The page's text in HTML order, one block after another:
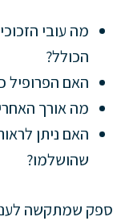
הכולל?
האם הפרופיל
מה אורך
האם ניתן
שהושלמו?
ספק שמתקשה